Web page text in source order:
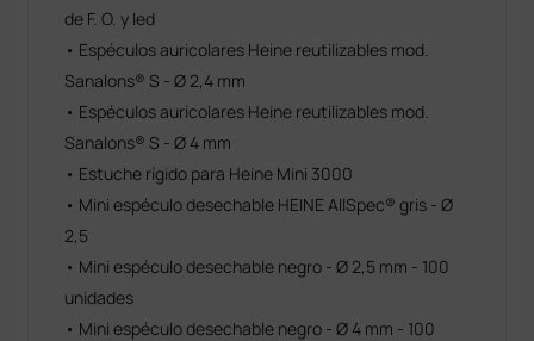
sensibles a la luz
Rango de corrección 18 lentes de -20 D a +20 D
Facilidad de uso: oftalmoscopía sin necesidad
de dilatacióen de las pupilas
Baterías intercambiables (formato AA)
Posibilidad de uso de la batería recargable (cód.
1900458) con cargador mini NT (cód. 1900598),
ambos opcionales.
de F. O. y led
• Espéculos auricolares Heine reutilizables mod.
Sanalons® S - Ø 2,4 mm
• Espéculos auricolares Heine reutilizables mod.
Sanalons® S - Ø 4 mm
• Estuche rígido para Heine Mini 3000
• Mini espéculo desechable HEINE AllSpec® gris - Ø
2,5
• Mini espéculo desechable negro - Ø 2,5 mm - 100
unidades
• Mini espéculo desechable negro - Ø 4 mm - 100